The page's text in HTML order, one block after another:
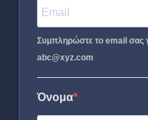
Συμπληρώστε το email σας
abc@xyz.com
Όνομα